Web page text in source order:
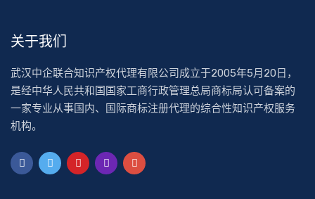
关于我们
武汉中企联合知识产权代理有限公司成立于2005年5月20日，
是经中华人民共和国国家工商行政管理总局商标局认可备案的
一家专业从事国内、国际商标注册代理的综合性知识产权服务
机构。